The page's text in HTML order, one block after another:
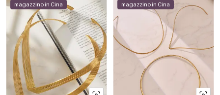
magazzino in Cina magazzino in Cina